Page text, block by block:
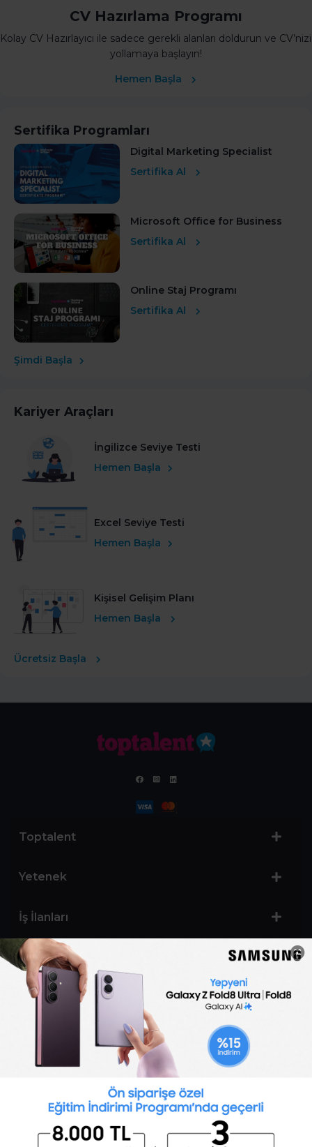
CV Hazırlama Programı
Kolay CV Hazırlayıcı ile sadece gerekli alanları doldurun ve CV’nizi
yollamaya başlayın!
Hemen Başla
Sertifika Programları
Digital Marketing Specialist
Sertifika Al
Microsoft Office for Business
Sertifika Al
Online Staj Programı
Sertifika Al
Şimdi Başla
Kariyer Araçları
İngilizce Seviye Testi
Hemen Başla
Excel Seviye Testi
Hemen Başla
Kişisel Gelişim Planı
Hemen Başla
Ücretsiz Başla
Toptalent
Yetenek
İş İlanları
Sertifika Programları
Yetenek Testleri